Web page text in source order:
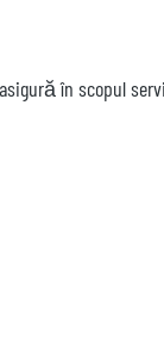
în scopul